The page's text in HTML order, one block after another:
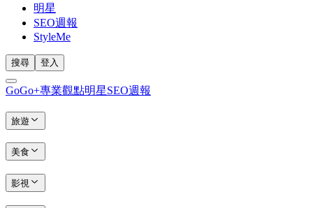
明星
SEO週報
StyleMe
搜尋 登入
GoGo+專業觀點明星SEO週報
旅遊
美食
影視